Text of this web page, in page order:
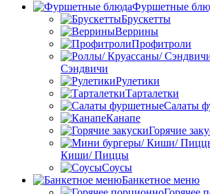
Фуршетные
Брускетты
Веррины
Профитроли
Сэндвичи
Рулетики
Тарталетки
Салаты
Канапе
Горячие
Киши/ Пиццы
Соусы
Банкетное меню